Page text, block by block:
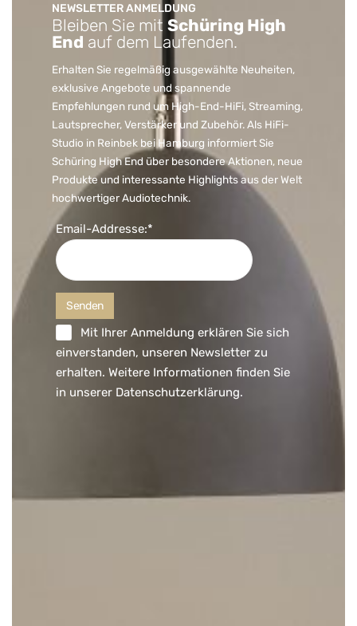
NEWSLETTER ANMELDUNG
Bleiben Sie mit Schüring High
End auf dem Laufenden.
Erhalten Sie regelmäßig ausgewählte Neuheiten,
exklusive Angebote und spannende
Empfehlungen rund um High-End-HiFi, Streaming,
Lautsprecher, Verstärker und Zubehör. Als HiFi-
Studio in Reinbek bei Hamburg informiert Sie
Schüring High End über besondere Aktionen, neue
Produkte und interessante Highlights aus der Welt
hochwertiger Audiotechnik.
Email-Addresse:*
Mit Ihrer Anmeldung erklären Sie sich
einverstanden, unseren Newsletter zu
erhalten. Weitere Informationen finden Sie
in unserer Datenschutzerklärung.